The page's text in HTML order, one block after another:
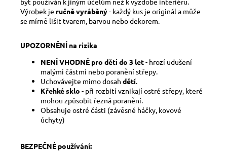
Výrobek je ručně vyráběný- každý kus je originál a může
se mírně lišit tvarem, barvou nebo dekorem.
UPOZORNĚNÍ na rizika
NENÍ VHODNÉ pro děti do 3 let- hrozí udušení
malými částmi nebo poranění střepy.
Uchovávejte mimo dosah dětí.
Křehké sklo - při rozbití vznikají ostré střepy, které
mohou způsobit řezná poranění.
Obsahuje ostré části (závěsné háčky, kovové
úchyty)
BEZPEČNÉ používání: